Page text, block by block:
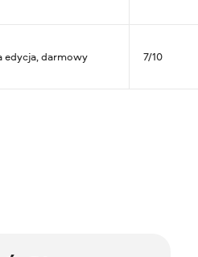
edycja, darmowy 7/10